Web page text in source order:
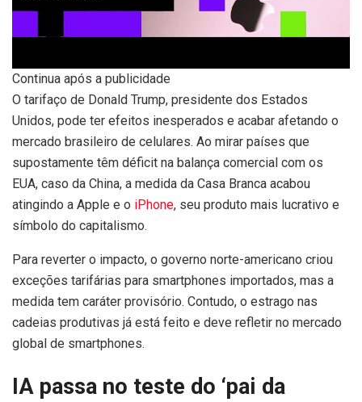
Continua após a publicidade
O tarifaço de Donald Trump, presidente dos Estados
Unidos, pode ter efeitos inesperados e acabar afetando o
mercado brasileiro de celulares. Ao mirar países que
supostamente têm déficit na balança comercial com os
EUA, caso da China, a medida da Casa Branca acabou
atingindo a Apple e o iPhone, seu produto mais lucrativo e
símbolo do capitalismo.
Para reverter o impacto, o governo norte-americano criou
exceções tarifárias para smartphones importados, mas a
medida tem caráter provisório. Contudo, o estrago nas
cadeias produtivas já está feito e deve refletir no mercado
global de smartphones.
IA passa no teste do ‘pai da